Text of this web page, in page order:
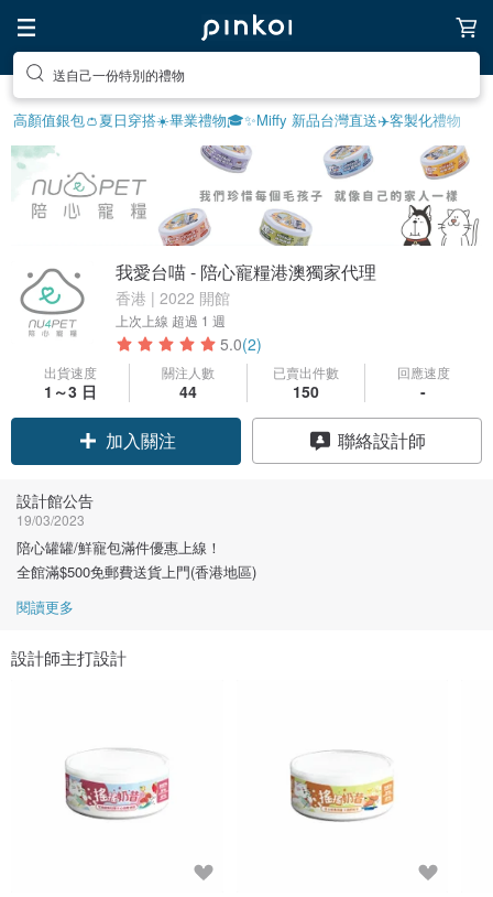
享受療癒的放鬆生活
高顏值銀包👛夏日穿搭☀️畢業禮物🎓✨Miffy 新品台灣直送✈️客製化禮物
我愛台喵 - 陪心寵糧港澳獨家代理
香港 | 2022 開館
上次上線 超過 1 週
5.0(2)
出貨速度
1～3 日
關注人數
44
已賣出件數
150
回應速度
-
加入關注 聯絡設計師
設計館公告
19/03/2023
陪心罐罐/鮮寵包滿件優惠上線！
全館滿$500免郵費送貨上門(香港地區)
閱讀更多
設計師主打設計